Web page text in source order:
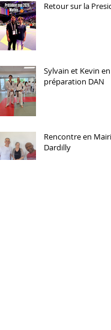
Retour sur la
Sylvain et Kevin
préparation DAN
Rencontre en
Dardilly